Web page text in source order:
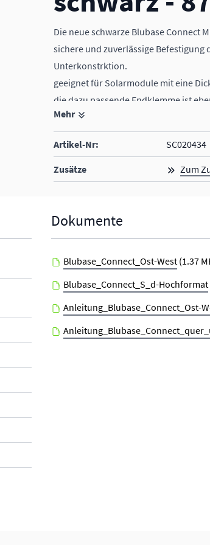
Die neue schwarze Blubase Connect
sichere und zuverlässige
Unterkonstrktion.
geeignet für Solarmodule mit eine
die dazu passende Endklemme ist
(SC020435)
Mehr
Artikel-Nr: SC020434
Zusätze Zum
Dokumente
Blubase_Connect_Ost-West (1.37
Blubase_Connect_S_d-Hochformat
Anleitung_Blubase_Connect_Ost-